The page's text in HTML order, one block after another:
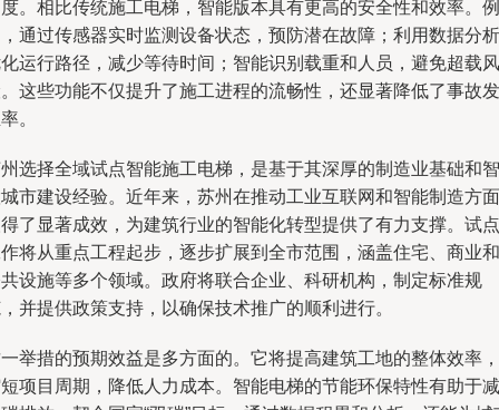
。相比传统施工电梯，智能版本具有更高的安全性和效率。例
通过传感器实时监测设备状态，预防潜在故障；利用数据分析
运行路径，减少等待时间；智能识别载重和人员，避免超载风
这些功能不仅提升了施工进程的流畅性，还显著降低了事故发
。
选择全域试点智能施工电梯，是基于其深厚的制造业基础和智
市建设经验。近年来，苏州在推动工业互联网和智能制造方面
了显著成效，为建筑行业的智能化转型提供了有力支撑。试点
将从重点工程起步，逐步扩展到全市范围，涵盖住宅、商业和
设施等多个领域。政府将联合企业、科研机构，制定标准规
并提供政策支持，以确保技术推广的顺利进行。
举措的预期效益是多方面的。它将提高建筑工地的整体效率，
项目周期，降低人力成本。智能电梯的节能环保特性有助于减